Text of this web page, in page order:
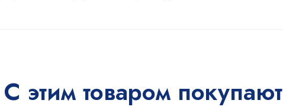
С этим товаром покупают